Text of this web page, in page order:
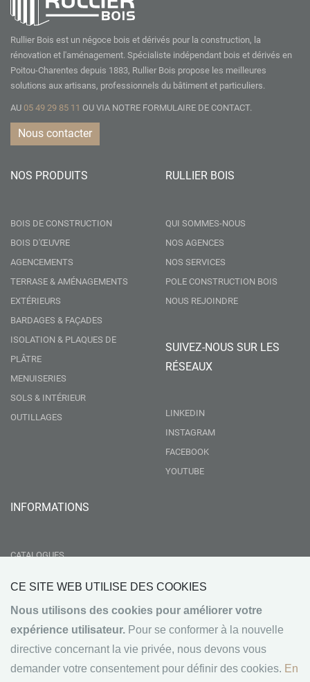
CE SITE WEB UTILISE DES COOKIES
Nous utilisons des cookies pour améliorer votre
expérience utilisateur. Pour se conformer à la nouvelle
directive concernant la vie privée, nous devons vous
demander votre consentement pour définir des cookies. En
Rullier Bois est un négoce bois et dérivés pour la construction, la
rénovation et l'aménagement. Spécialiste indépendant bois et dérivés en
Poitou-Charentes depuis 1883, Rullier Bois propose les meilleures
solutions aux artisans, professionnels du bâtiment et particuliers.
AU 05 49 29 85 11 OU VIA NOTRE FORMULAIRE DE CONTACT.
Nous contacter
NOS PRODUITS
BOIS DE CONSTRUCTION
BOIS D'ŒUVRE
AGENCEMENTS
TERRASE & AMÉNAGEMENTS
EXTÉRIEURS
BARDAGES & FAÇADES
ISOLATION & PLAQUES DE
PLÂTRE
MENUISERIES
SOLS & INTÉRIEUR
OUTILLAGES
RULLIER BOIS
QUI SOMMES-NOUS
NOS AGENCES
NOS SERVICES
POLE CONSTRUCTION BOIS
NOUS REJOINDRE
SUIVEZ-NOUS SUR LES
RÉSEAUX
LINKEDIN
INSTAGRAM
FACEBOOK
YOUTUBE
INFORMATIONS
CATALOGUES
RSE
GROUPEMENT NEBOPAN
NOS VALEURS
CONDITIONS GÉNÉRALES DE VENTE
MENTIONS LÉGALES